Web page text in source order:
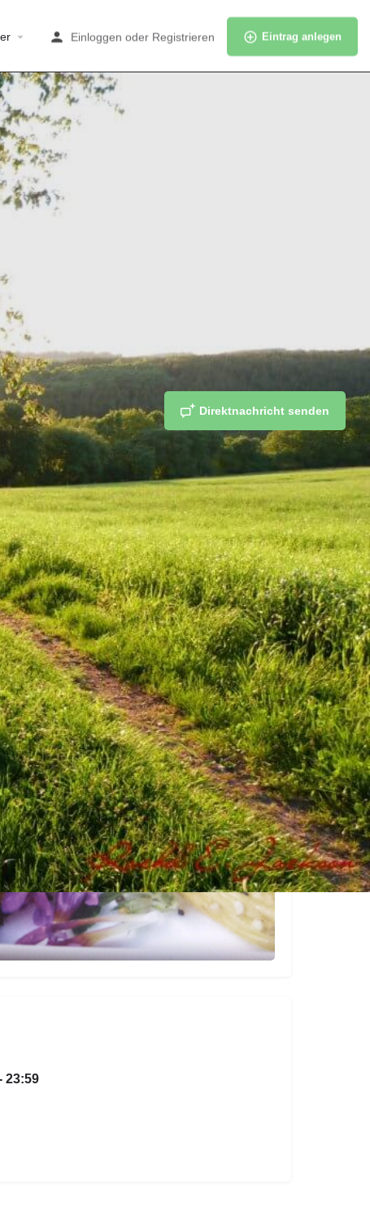
Einloggen oder Registrieren Eintrag anlegen
Direktnachricht senden
teilen merken
23:59